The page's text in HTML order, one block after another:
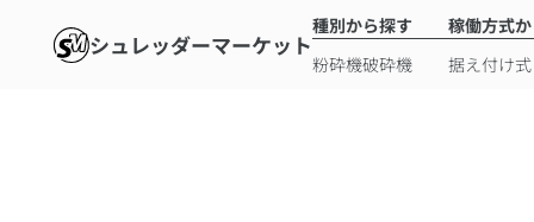
シュレッダーマーケット
種別から探す
粉砕機破砕機
稼働方式
据え付け式